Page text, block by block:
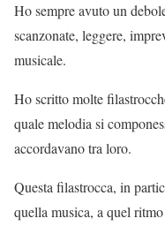
Ho sempre avuto un
scanzonate, leggere,
musicale.
Ho scritto molte
quale melodia si
accordavano tra loro.
Questa filastrocca, in
quella musica, a quel